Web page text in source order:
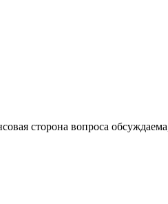
сторона вопроса